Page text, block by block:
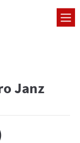
Janz